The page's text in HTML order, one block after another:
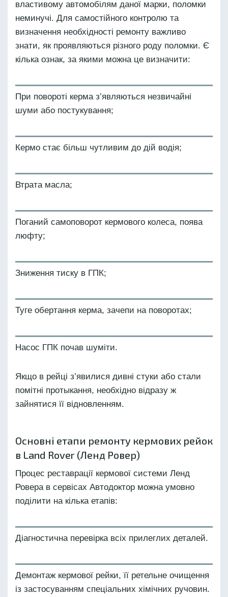
властивому автомобілям даної марки, поломки
неминучі. Для самостійного контролю та
визначення необхідності ремонту важливо
знати, як проявляються різного роду поломки. Є
кілька ознак, за якими можна це визначити:
При повороті керма з’являються незвичайні
шуми або постукування;
Кермо стає більш чутливим до дій водія;
Втрата масла;
Поганий самоповорот кермового колеса, поява
люфту;
Зниження тиску в ГПК;
Туге обертання керма, зачепи на поворотах;
Насос ГПК почав шуміти.
Якщо в рейці з’явилися дивні стуки або стали
помітні протыкання, необхідно відразу ж
зайнятися її відновленням.
Основні етапи ремонту кермових рейок
в Land Rover (Ленд Ровер)
Процес реставрації кермової системи Ленд
Ровера в сервісах Автодоктор можна умовно
поділити на кілька етапів:
Діагностична перевірка всіх прилеглих деталей.
Демонтаж кермової рейки, її ретельне очищення
із застосуванням спеціальних хімічних ручовин.